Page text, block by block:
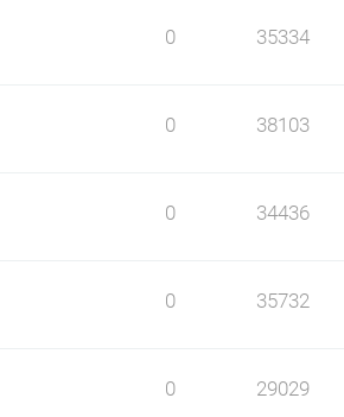
0 35334
0 38103
0 34436
0 35732
0 29029